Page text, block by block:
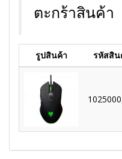
ตะกร้าสินค้า
รูปสินค้า รหัสสิน